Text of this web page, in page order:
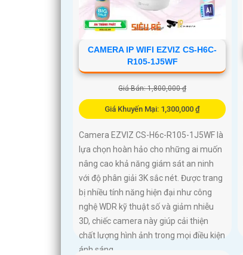
CAMERA IP WIFI EZVIZ CS-H6C-
R105-1J5WF
Giá Bán: 1,800,000 ₫
Giá Khuyến Mại: 1,300,000 ₫
Camera EZVIZ CS-H6c-R105-1J5WF là
lựa chọn hoàn hảo cho những ai muốn
nâng cao khả năng giám sát an ninh
với độ phân giải 3K sắc nét. Được trang
bị nhiều tính năng hiện đại như công
nghệ WDR kỹ thuật số và giảm nhiễu
3D, chiếc camera này giúp cải thiện
chất lượng hình ảnh trong mọi điều kiện
ánh sáng